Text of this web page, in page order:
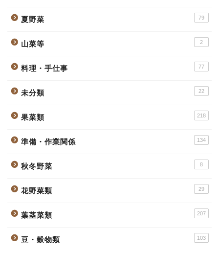
夏野菜 79
山菜等 2
料理・手仕事 77
未分類 22
果菜類 218
準備・作業関係 134
秋冬野菜 8
花野菜類 29
葉茎菜類 207
豆・穀物類 103